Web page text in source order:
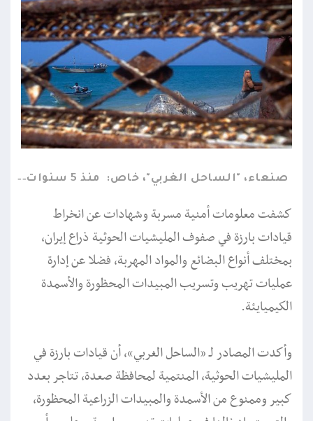
صنعاء، "الساحل الغربي"، خاص: منذ 5 سنوات
كشفت معلومات أمنية مسربة وشهادات عن انخراط
قيادات بارزة في صفوف المليشيات الحوثية ذراع إيران،
بمختلف أنواع البضائع والمواد المهربة، فضلا عن إدارة
عمليات تهريب وتسريب المبيدات المحظورة والأسمدة
الكيميايئة.
وأكدت المصادر لـ «الساحل الغربي»، أن قيادات بارزة في
المليشيات الحوثية، المنتمية لمحافظة صعدة، تتاجر بعدد
كبير وممنوع من الأسمدة والمبيدات الزراعية المحظورة،